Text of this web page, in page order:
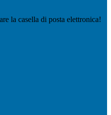
la casella di posta elettronica!